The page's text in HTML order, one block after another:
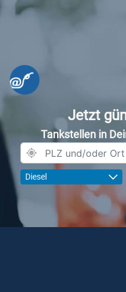
Jetzt
Tankstellen in
Diesel